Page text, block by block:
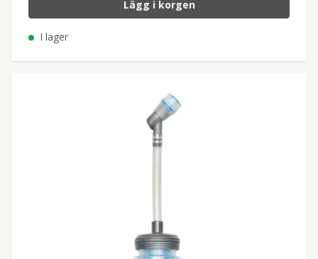
Lägg i korgen
I lager